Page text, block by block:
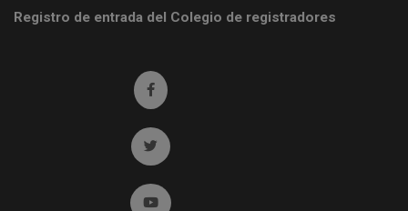
Registro de entrada del Colegio de registradores
Ir a facebook (abre en ventana nueva)
Ir a twitter (abre en ventana nueva)
Ir a YouTube (abre en ventana nueva)